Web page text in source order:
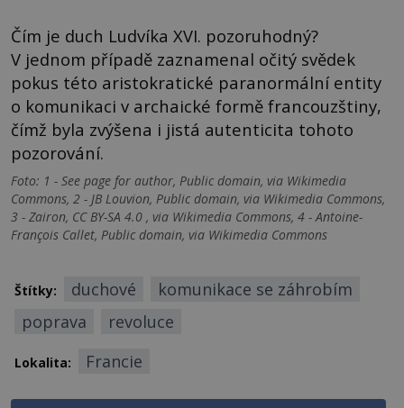
Čím je duch Ludvíka XVI. pozoruhodný?
V jednom případě zaznamenal očitý svědek
pokus této aristokratické paranormální entity
o komunikaci v archaické formě francouzštiny,
čímž byla zvýšena i jistá autenticita tohoto
pozorování.
Foto: 1 - See page for author, Public domain, via Wikimedia
Commons, 2 - JB Louvion, Public domain, via Wikimedia Commons,
3 - Zairon, CC BY-SA 4.0 , via Wikimedia Commons, 4 - Antoine-
François Callet, Public domain, via Wikimedia Commons
Štítky: duchové
komunikace se záhrobím
poprava
revoluce
Lokalita: Francie